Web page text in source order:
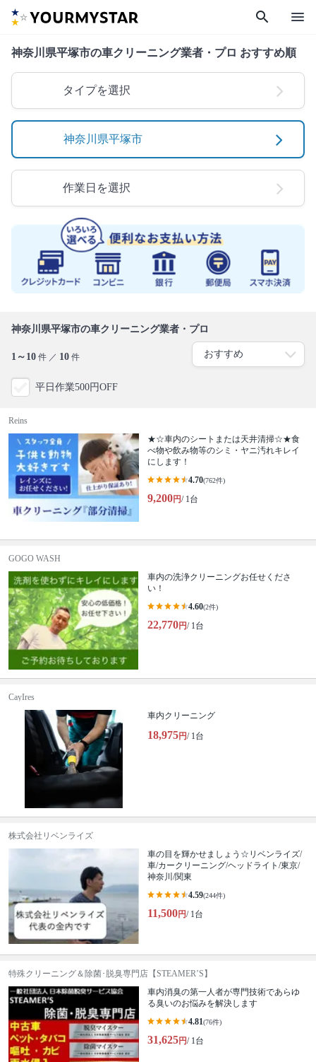
search menu
神奈川県平塚市の車クリーニング業者・プロ おすすめ順
タイプを選択
神奈川県平塚市
作業日を選択
神奈川県平塚市の車クリーニング業者・プロ
1～10 件 ／ 10 件
平日作業500円OFF
Reins
★☆車内のシートまたは天井清掃☆★食
べ物や飲み物等のシミ・ヤニ汚れキレイ
にします！
4.70(762件)
9,200円/ 1台
GOGO WASH
車内の洗浄クリーニングお任せくださ
い！
4.60(2件)
22,770円/ 1台
CayIres
車内クリーニング
18,975円/ 1台
株式会社リベンライズ
車の目を輝かせましょう☆リベンライズ/
車/カークリーニング/ヘッドライト/東京/
神奈川/関東
4.59(244件)
11,500円/ 1台
特殊クリーニング＆除菌･脱臭専門店【STEAMER’S】
車内消臭の第一人者が専門技術であらゆ
る臭いのお悩みを解決します
4.81(76件)
31,625円/ 1台